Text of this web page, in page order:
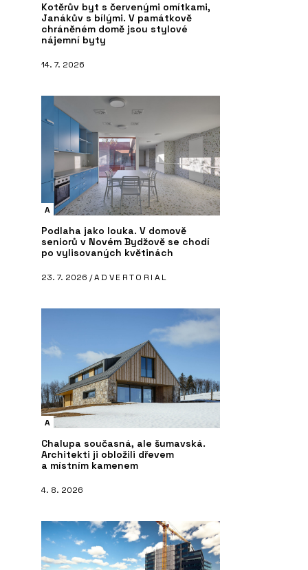
Kotěrův byt s červenými omítkami,
Janákův s bílými. V památkově
chráněném domě jsou stylové
nájemní byty
14. 7. 2026
A
Podlaha jako louka. V domově
seniorů v Novém Bydžově se chodí
po vylisovaných květinách
23. 7. 2026 /ADVERTORIAL
A
Chalupa současná, ale šumavská.
Architekti ji obložili dřevem
a místním kamenem
4. 8. 2026